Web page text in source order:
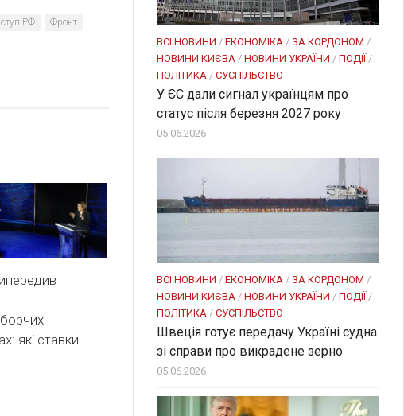
РФ Фронт
які ставки
ВСІ НОВИНИ / ЕКОНОМІКА / ЗА КОРДОНОМ /
НОВИНИ КИЄВА / НОВИНИ УКРАЇНИ / ПОДІЇ /
ПОЛІТИКА / СУСПІЛЬСТВО
У ЄС дали сигнал українцям про
статус після березня 2027 року
05.06.2026
ВСІ НОВИНИ / ЕКОНОМІКА / ЗА КОРДОНОМ /
НОВИНИ КИЄВА / НОВИНИ УКРАЇНИ / ПОДІЇ/
ПОЛІТИКА / СУСПІЛЬСТВО
Швеція готує передачу Україні судна
зі справи про викрадене зерно
05.06.2026